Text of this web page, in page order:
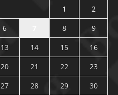
1
2
6 8
9
13 14 15
16
20 21 22
23
27 28 29
30